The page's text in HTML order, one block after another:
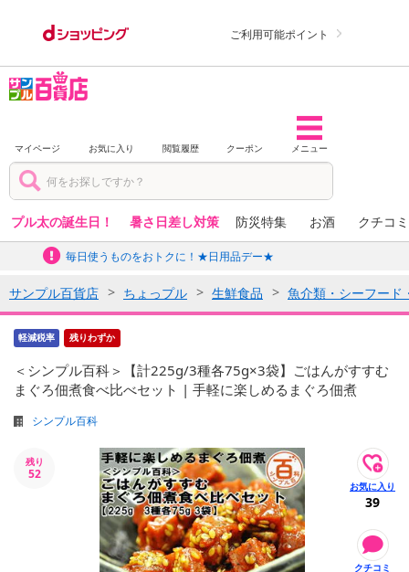
ご利用可能ポイント
マイページ お気に入り 閲覧履歴 クーポン メニュー
プル太の誕生日！ 暑さ日差し対策 防災特集 お酒 クチコ
毎日使うものをおトクに！★日用品デー★
サンプル百貨店 ちょっプル 生鮮食品 魚介類・シーフード
軽減税率 残りわずか
＜シンプル百科＞【計225g/3種各75g×3袋】ごはんがすすむ
まぐろ佃煮食べ比べセット | 手軽に楽しめるまぐろ佃煮
シンプル百科
残り
52
39